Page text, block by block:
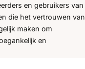
en gebruikers van
die het vertrouwen van
maken om
en